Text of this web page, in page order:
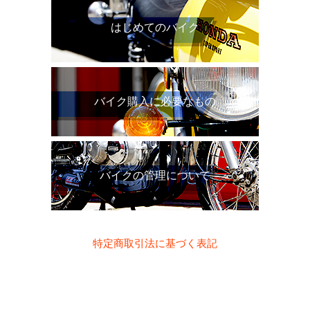
はじめてのバイク
バイク購入に必要なもの
バイクの管理について
特定商取引法に基づく表記